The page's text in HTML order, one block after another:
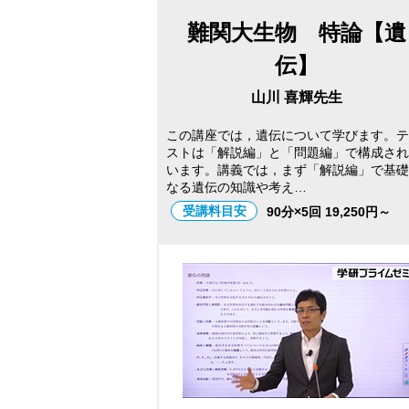
難関大生物 特論【遺
伝】
山川 喜輝先生
この講座では，遺伝について学びます。
ストは「解説編」と「問題編」で構成さ
います。講義では，まず「解説編」で基礎
なる遺伝の知識や考え…
受講料目安
90分×5回 19,250円～